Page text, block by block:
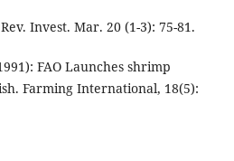
Invest. Mar. 20 (1-3): 75-81.
FAO Launches shrimp
Farming International, 18(5):